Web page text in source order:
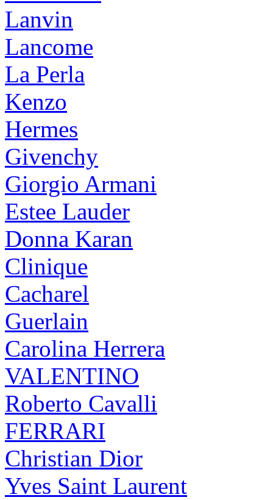
Lanvin
Lancome
La Perla
Kenzo
Hermes
Givenchy
Giorgio Armani
Estee Lauder
Donna Karan
Clinique
Cacharel
Guerlain
Carolina Herrera
VALENTINO
Roberto Cavalli
FERRARI
Christian Dior
Yves Saint Laurent